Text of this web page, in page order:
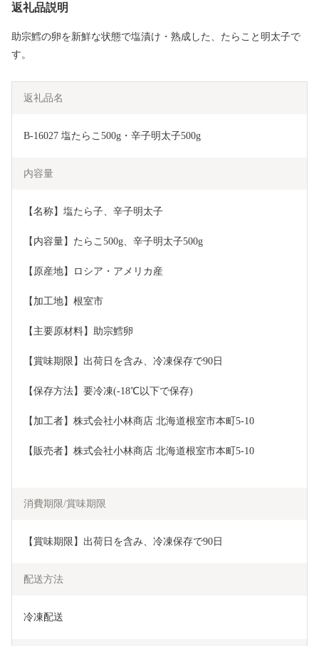
返礼品説明
助宗鱈の卵を新鮮な状態で塩漬け・熟成した、たらこと明太子で
す。
返礼品名
B-16027 塩たらこ500g・辛子明太子500g
内容量
【名称】塩たら子、辛子明太子
【内容量】たらこ500g、辛子明太子500g
【原産地】ロシア・アメリカ産
【加工地】根室市
【主要原材料】助宗鱈卵
【賞味期限】出荷日を含み、冷凍保存で90日
【保存方法】要冷凍(-18℃以下で保存)
【加工者】株式会社小林商店 北海道根室市本町5-10
【販売者】株式会社小林商店 北海道根室市本町5-10
消費期限/賞味期限
【賞味期限】出荷日を含み、冷凍保存で90日
配送方法
冷凍配送